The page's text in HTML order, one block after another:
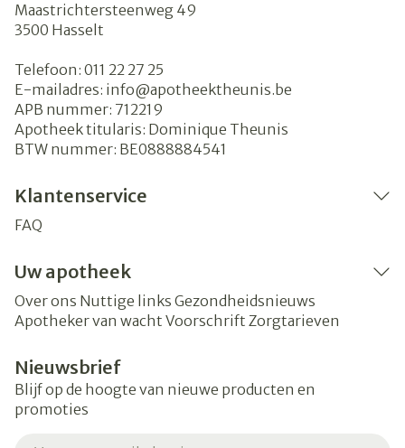
Maastrichtersteenweg 49
3500 Hasselt
Telefoon: 011 22 27 25
E-mailadres: info@apotheektheunis.be
APB nummer: 712219
Apotheek titularis: Dominique Theunis
BTW nummer: BE0888884541
Klantenservice
FAQ
Uw apotheek
Over ons Nuttige links Gezondheidsnieuws
Apotheker van wacht Voorschrift Zorgtarieven
Nieuwsbrief
Blijf op de hoogte van nieuwe producten en
promoties